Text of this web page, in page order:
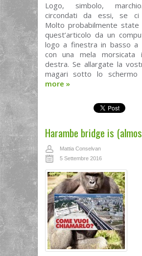
Logo, simbolo,
circondati da essi, se ci
Molto probabilmente state
quest’articolo da un
logo a finestra in basso a
con una mela
destra. Se allargate la
magari sotto lo schermo
more »
Harambe bridge is
Mattia Conselvan
5 Settembre 2016